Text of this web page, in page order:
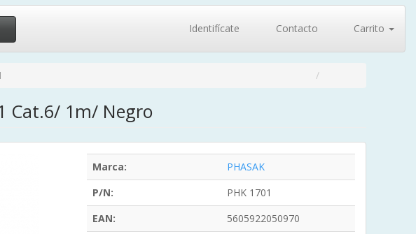
Identifícate Contacto Carrito
Cat.6/ 1m/ Negro
Marca:
PHASAK
P/N:
PHK 1701
EAN:
5605922050970